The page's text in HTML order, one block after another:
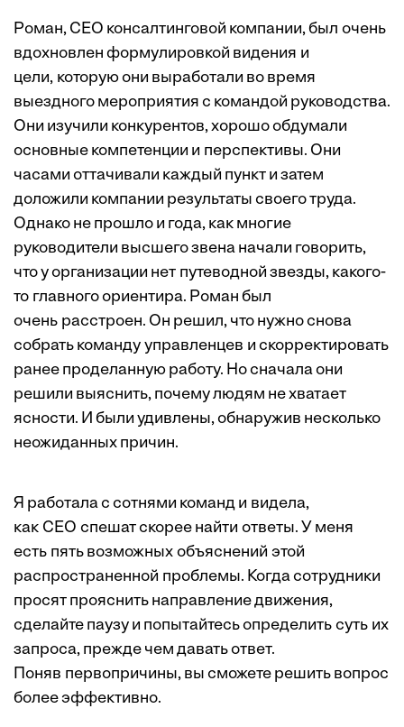
Роман, CEO консалтинговой компании, был очень
вдохновлен формулировкой видения и
цели, которую они выработали во время
выездного мероприятия с командой руководства.
Они изучили конкурентов, хорошо обдумали
основные компетенции и перспективы. Они
часами оттачивали каждый пункт и затем
доложили компании результаты своего труда.
Однако не прошло и года, как многие
руководители высшего звена начали говорить,
что у организации нет путеводной звезды, какого-
то главного ориентира. Роман был
очень расстроен. Он решил, что нужно снова
собрать команду управленцев и скорректировать
ранее проделанную работу. Но сначала они
решили выяснить, почему людям не хватает
ясности. И были удивлены, обнаружив несколько
неожиданных причин.
Я работала с сотнями команд и видела,
как CEO спешат скорее найти ответы. У меня
есть пять возможных объяснений этой
распространенной проблемы. Когда сотрудники
просят прояснить направление движения,
сделайте паузу и попытайтесь определить суть их
запроса, прежде чем давать ответ.
Поняв первопричины, вы сможете решить вопрос
более эффективно.